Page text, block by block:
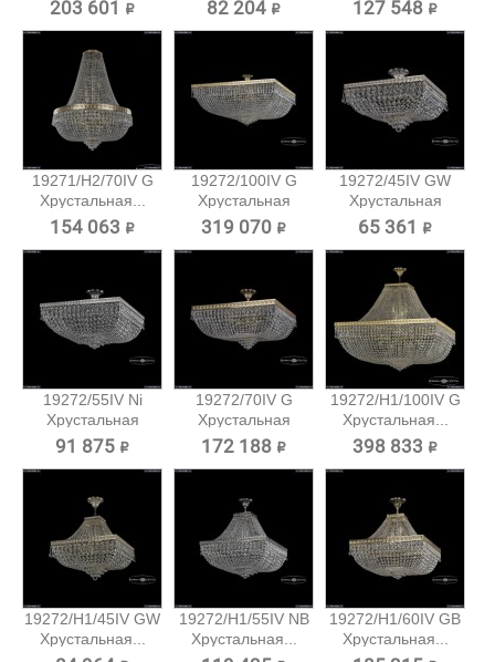
203 601 ₽ 82 204 ₽ 127 548 ₽
19271/H2/70IV G
Хрустальная...
154 063 ₽
19272/100IV G
Хрустальная
потолочная...
319 070 ₽
19272/45IV GW
Хрустальная
потолочная...
65 361 ₽
19272/55IV Ni
Хрустальная
потолочная...
91 875 ₽
19272/70IV G
Хрустальная
потолочная...
172 188 ₽
19272/H1/100IV G
Хрустальная...
398 833 ₽
19272/H1/45IV GW
Хрустальная...
19272/H1/55IV NB
Хрустальная...
19272/H1/60IV GB
Хрустальная...